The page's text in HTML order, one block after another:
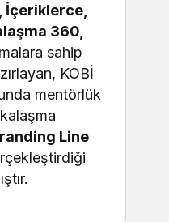
İçeriklerce,
360,
sahip
KOBİ
mentörlük
Line